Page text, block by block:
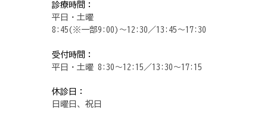
診療時間：
平日・土曜
8:45(※一部9:00)～12:30／13:45～17:30
受付時間：
平日・土曜 8:30～12:15／13:30～17:15
休診日：
日曜日、祝日